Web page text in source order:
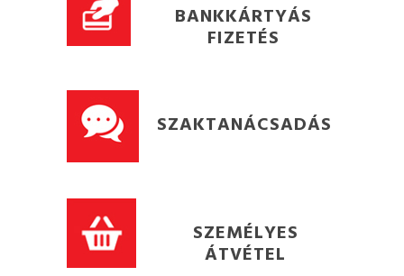
BANKKÁRTYÁS
FIZETÉS
SZAKTANÁCSADÁS
SZEMÉLYES
ÁTVÉTEL